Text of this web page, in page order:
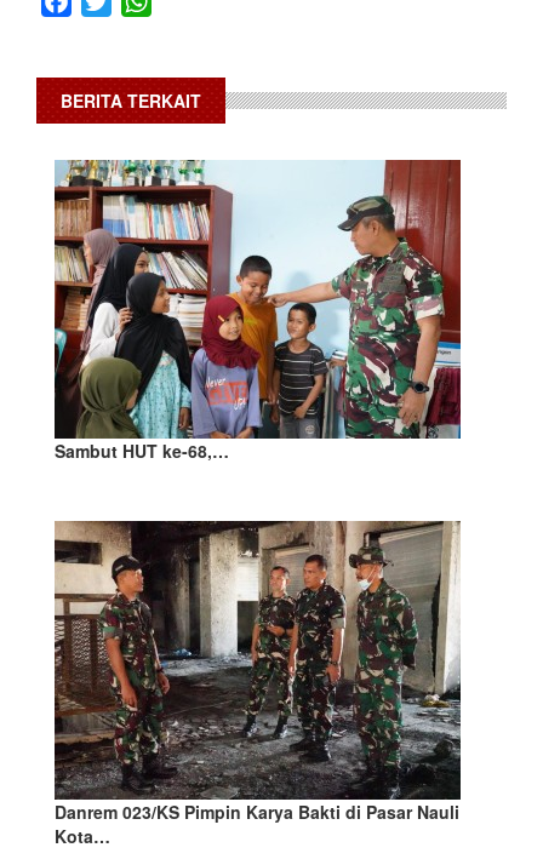
BERITA TERKAIT
Sambut HUT ke-68,…
Danrem 023/KS Pimpin Karya Bakti di Pasar Nauli
Kota…